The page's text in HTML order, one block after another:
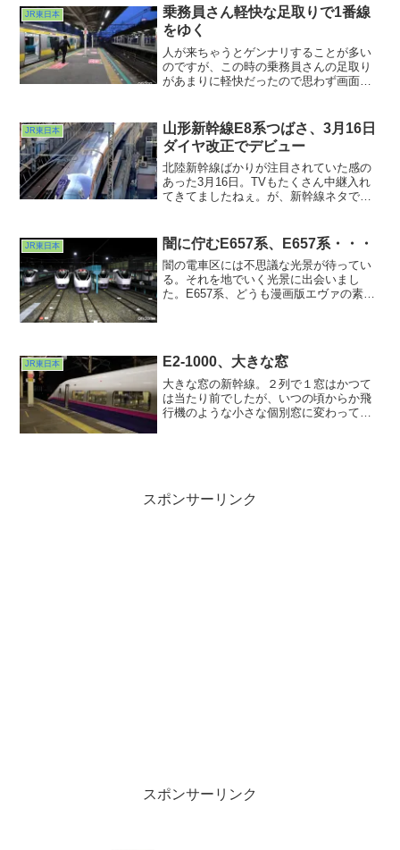
うなるともう一つ減っていくのが昨年10
月くらいから登場していた「10cars」等
の10両編成表記。
JR東日本
乗務員さん軽快な足取りで1番線
をゆく
人が来ちゃうとゲンナリすることが多い
のですが、この時の乗務員さんの足取り
があまりに軽快だったので思わず画面に
JR東日本
山形新幹線E8系つばさ、3月16日
ダイヤ改正でデビュー
北陸新幹線ばかりが注目されていた感の
あった3月16日。TVもたくさん中継入れ
てきてましたねぇ。が、新幹線ネタで忘
りの新車投入だとか。紫色のヌメヌメお
化けw。次回は300km/h走行時の姿を狙っ
てみたいな、と画策中。狙うなら福島県
内、かな？
JR東日本 闇に佇むE657系、E657系・・・
闇の電車区には不思議な光景が待ってい
る。それを地でいく光景に出会いまし
た。E657系、どうも漫画版エヴァの素体
んなことはさておき、在来線特急が累々
と集う光景、今の時代貴重なんではない
でしょうか。
JR東日本 E2-1000、大きな窓
大きな窓の新幹線。２列で１窓はかつて
は当たり前でしたが、いつの頃からか飛
行機のような小さな個別窓に変わってき
ていただきました。
スポンサーリンク
スポンサーリンク